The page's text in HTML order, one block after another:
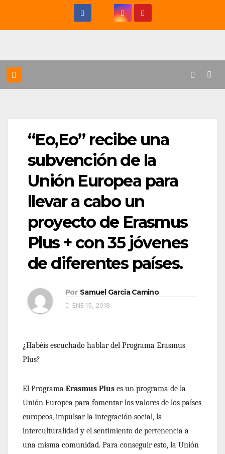
“Eo,Eo” recibe una
subvención de la
Unión Europea para
llevar a cabo un
proyecto de Erasmus
Plus + con 35 jóvenes
de diferentes países.
Por Samuel Garcia Camino
ENE 15, 2018
¿Habéis escuchado hablar del Programa Erasmus
Plus?
El Programa Erasmus Plus es un programa de la
Unión Europea para fomentar los valores de los países
europeos, impulsar la integración social, la
interculturalidad y el sentimiento de pertenencia a
una misma comunidad. Para conseguir esto, la Unión